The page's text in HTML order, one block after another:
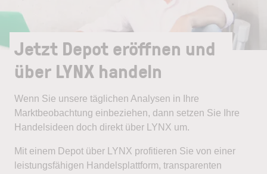
Jetzt Depot eröffnen und
über LYNX handeln
Wenn Sie unsere täglichen Analysen in Ihre
Marktbeobachtung einbeziehen, dann setzen Sie Ihre
Handelsideen doch direkt über LYNX um.
Mit einem Depot über LYNX profitieren Sie von einer
leistungsfähigen Handelsplattform, transparenten